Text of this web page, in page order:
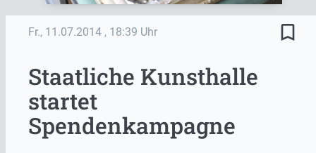
Fr., 11.07.2014 , 18:39 Uhr bookmark_border
Staatliche Kunsthalle
startet
Spendenkampagne